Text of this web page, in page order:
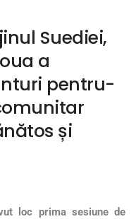
Suediei,
a
pentru-
și
loc prima sesiune de